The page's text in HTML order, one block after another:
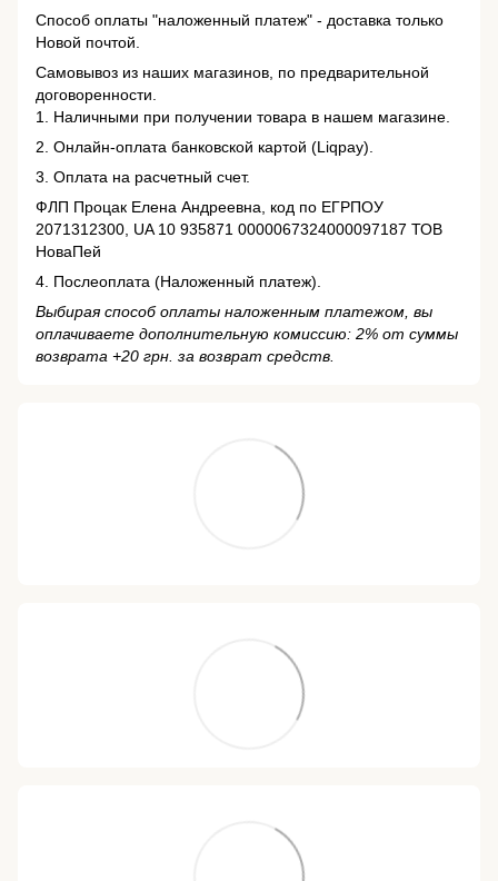
Способ оплаты "наложенный платеж" - доставка только
Новой почтой.
Самовывоз из наших магазинов, по предварительной
договоренности.
1. Наличными при получении товара в нашем магазине.
2. Онлайн-оплата банковской картой (Liqpay).
3. Оплата на расчетный счет.
ФЛП Процак Елена Андреевна, код по ЕГРПОУ
2071312300, UA 10 935871 0000067324000097187 ТОВ
НоваПей
4. Послеоплата (Наложенный платеж).
Выбирая способ оплаты наложенным платежом, вы
оплачиваете дополнительную комиссию: 2% от суммы
возврата +20 грн. за возврат средств.